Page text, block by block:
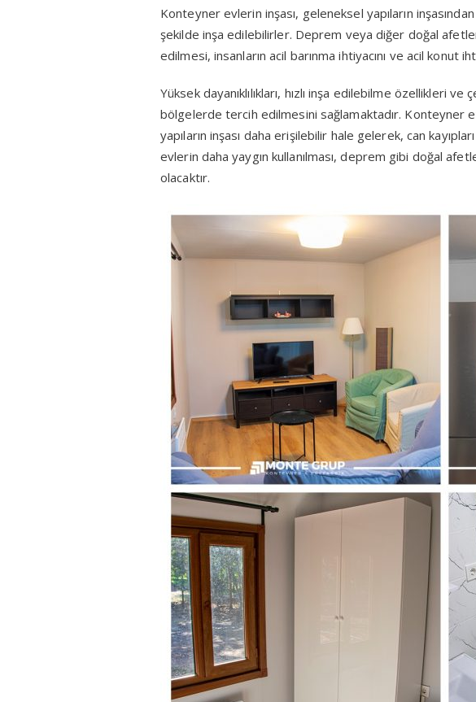
Konteyner evlerin inşası, geleneksel yapıların inşasından
şekilde inşa edilebilirler. Deprem veya diğer doğal
edilmesi, insanların acil barınma ihtiyacını ve acil konut
Yüksek dayanıklılıkları, hızlı inşa edilebilme özellikleri
bölgelerde tercih edilmesini sağlamaktadır. Konteyner
yapıların inşası daha erişilebilir hale gelerek, can
evlerin daha yaygın kullanılması, deprem gibi doğal
olacaktır.